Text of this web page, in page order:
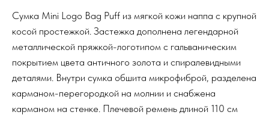
Сумка Mini Logo Bag Puff из мягкой кожи наппа с крупной
косой простежкой. Застежка дополнена легендарной
металлической пряжкой-логотипом с гальваническим
покрытием цвета античного золота и спиралевидными
деталями. Внутри сумка обшита микрофиброй, разделена
карманом-перегородкой на молнии и снабжена
карманом на стенке. Плечевой ремень длиной 110 см